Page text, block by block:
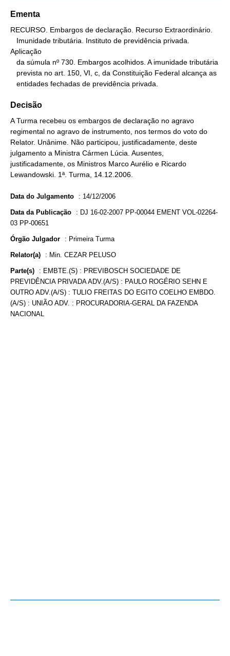
Ementa
RECURSO. Embargos de declaração. Recurso Extraordinário.
Aplicação
   entidades fechadas de previdência privada.
Decisão
A Turma recebeu os embargos de declaração no agravo
regimental no agravo de instrumento, nos termos do voto do
Relator. Unânime. Não participou, justificadamente, deste
julgamento a Ministra Cármen Lúcia. Ausentes,
justificadamente, os Ministros Marco Aurélio e Ricardo
Lewandowski. 1ª. Turma, 14.12.2006.
Data do Julgamento : 14/12/2006
Data da Publicação : DJ 16-02-2007 PP-00044 EMENT VOL-02264-
03 PP-00651
Órgão Julgador : Primeira Turma
Relator(a) : Min. CEZAR PELUSO
Parte(s) : EMBTE.(S) : PREVIBOSCH SOCIEDADE DE
PREVIDÊNCIA PRIVADA ADV.(A/S) : PAULO ROGÉRIO SEHN E
OUTRO ADV.(A/S) : TULIO FREITAS DO EGITO COELHO EMBDO.
(A/S) : UNIÃO ADV. : PROCURADORIA-GERAL DA FAZENDA
NACIONAL